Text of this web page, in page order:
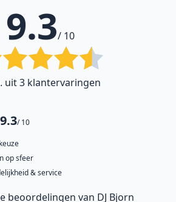
9.3/ 10
uit 3 klantervaringen
9.3/ 10
op sfeer
& service
beoordelingen van DJ Bjorn